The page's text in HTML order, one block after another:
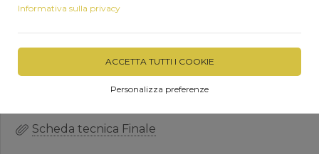
Informativa sulla privacy
ACCETTA TUTTI I COOKIE
Personalizza preferenze
Scheda tecnica Finale